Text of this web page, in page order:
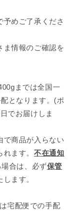
予めご了承くださ
ま情報のご確認を
までは全国一
となります。(ポ
でお届けしま
商品が入らない
ます。 不在通知
合は、必ず保管
ます。
宅配便での手配